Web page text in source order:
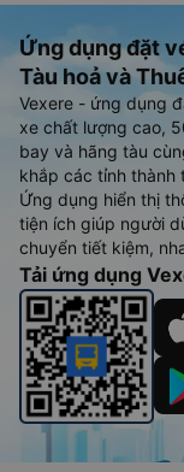
Ứng dụng đặt
Tàu hoả và
Vexere - ứng dụng
xe chất lượng cao,
bay và hãng tàu
khắp các tỉnh thành
Ứng dụng hiển thị
tiện ích giúp người
chuyển tiết kiệm,
Tải ứng dụng